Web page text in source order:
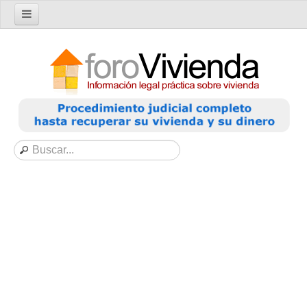
Nuevo tema
Buscar en el foro
Categorías
Temas recientes